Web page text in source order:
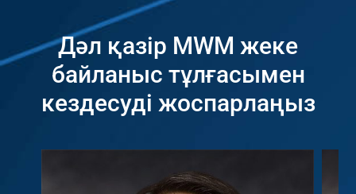
Дәл қазір MWM жеке
байланыс тұлғасымен
кездесуді жоспарлаңыз